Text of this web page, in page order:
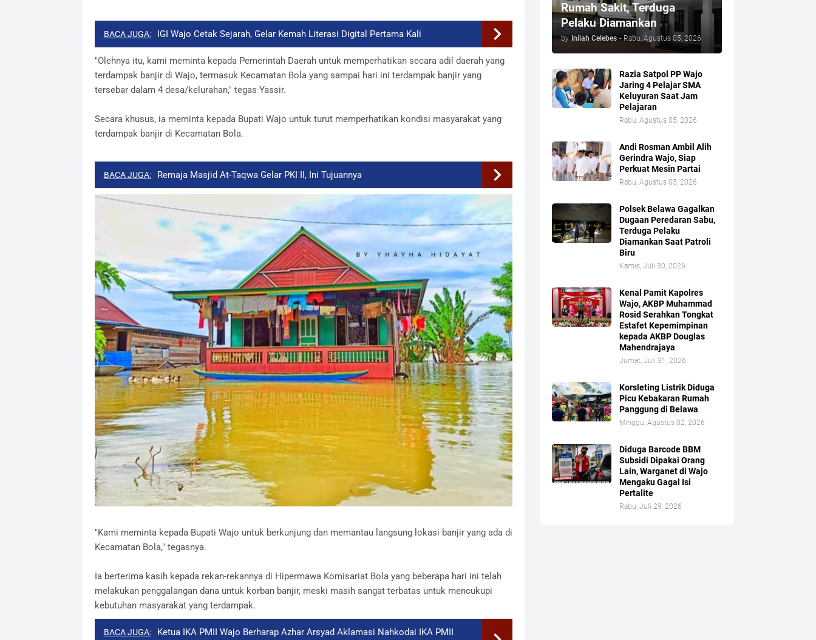
BACA JUGA: IGI Wajo Cetak Sejarah, Gelar Kemah Literasi Digital Pertama Kali
"Olehnya itu, kami meminta kepada Pemerintah Daerah untuk memperhatikan secara adil daerah yang
terdampak banjir di Wajo, termasuk Kecamatan Bola yang sampai hari ini terdampak banjir yang
tersebar dalam 4 desa/kelurahan," tegas Yassir.
Secara khusus, ia meminta kepada Bupati Wajo untuk turut memperhatikan kondisi masyarakat yang
terdampak banjir di Kecamatan Bola.
BACA JUGA: Remaja Masjid At-Taqwa Gelar PKI II, Ini Tujuannya
"Kami meminta kepada Bupati Wajo untuk berkunjung dan memantau langsung lokasi banjir yang ada di
Kecamatan Bola," tegasnya.
Ia berterima kasih kepada rekan-rekannya di Hipermawa Komisariat Bola yang beberapa hari ini telah
melakukan penggalangan dana untuk korban banjir, meski masih sangat terbatas untuk mencukupi
kebutuhan masyarakat yang terdampak.
BACA JUGA:
Ketua IKA PMII Wajo Berharap Azhar Arsyad Aklamasi Nahkodai IKA PMII
Rumah Sakit, Terduga
Pelaku Diamankan
by Inilah Celebes - Rabu, Agustus 05, 2026
Razia Satpol PP Wajo
Jaring 4 Pelajar SMA
Keluyuran Saat Jam
Pelajaran
Rabu, Agustus 05, 2026
Andi Rosman Ambil Alih
Gerindra Wajo, Siap
Perkuat Mesin Partai
Rabu, Agustus 05, 2026
Polsek Belawa Gagalkan
Dugaan Peredaran Sabu,
Terduga Pelaku
Diamankan Saat Patroli
Biru
Kamis, Juli 30, 2026
Kenal Pamit Kapolres
Wajo, AKBP Muhammad
Rosid Serahkan Tongkat
Estafet Kepemimpinan
kepada AKBP Douglas
Mahendrajaya
Jumat, Juli 31, 2026
Korsleting Listrik Diduga
Picu Kebakaran Rumah
Panggung di Belawa
Minggu, Agustus 02, 2026
Diduga Barcode BBM
Subsidi Dipakai Orang
Lain, Warganet di Wajo
Mengaku Gagal Isi
Pertalite
Rabu, Juli 29, 2026